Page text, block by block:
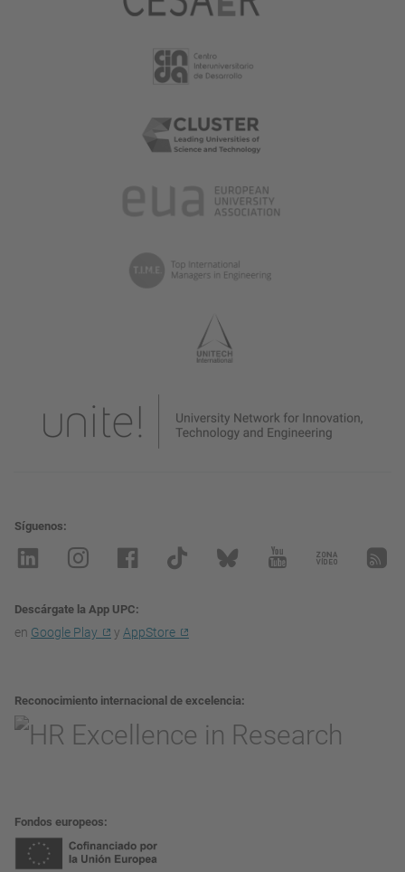
Síguenos
Descárgate la App UPC
en Google Play y AppStore
Reconocimiento internacional de excelencia
Fondos europeos